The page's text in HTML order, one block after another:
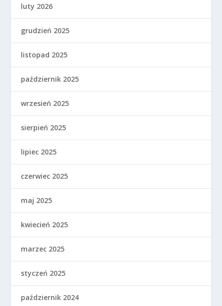
luty 2026
grudzień 2025
listopad 2025
październik 2025
wrzesień 2025
sierpień 2025
lipiec 2025
czerwiec 2025
maj 2025
kwiecień 2025
marzec 2025
styczeń 2025
październik 2024